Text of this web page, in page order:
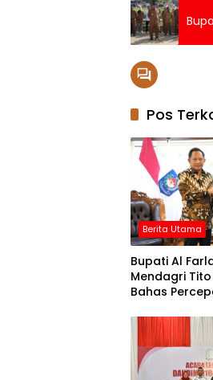
Pos
Berita Utama
Bupati Al
Mendagri
Bahas